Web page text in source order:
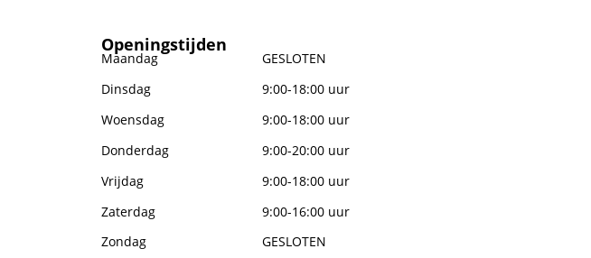
Openingstijden
Maandag
GESLOTEN
Dinsdag
9:00-18:00 uur
Woensdag
9:00-18:00 uur
Donderdag
9:00-20:00 uur
Vrijdag
9:00-18:00 uur
Zaterdag
9:00-16:00 uur
Zondag
GESLOTEN